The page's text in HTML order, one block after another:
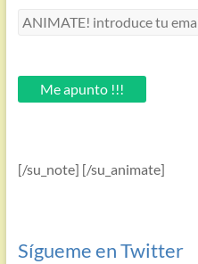
ANIMATE!
email.Me apunto !!!
[/su_note] [/su_animate]
Sígueme en Twitter